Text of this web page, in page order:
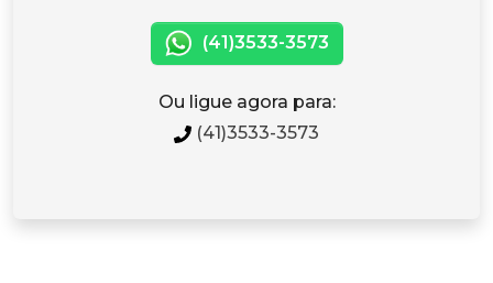
(41)3533-3573
Ou ligue agora para:
(41)3533-3573